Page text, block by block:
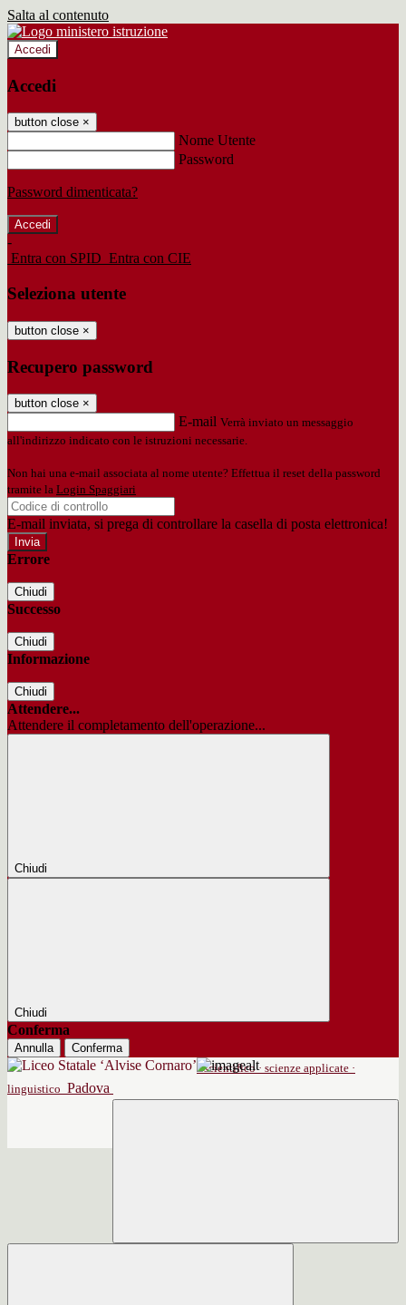
Salta al contenuto
Accedi
Accedi
button close ×
Nome Utente
Password
Password dimenticata?
-
Entra con SPID Entra con CIE
Seleziona utente
button close ×
Recupero password
button close ×
E-mail Verrà inviato un messaggio
all'indirizzo indicato con le istruzioni necessarie.
Non hai una e-mail associata al nome utente? Effettua il reset della password
tramite la Login Spaggiari
E-mail inviata, si prega di controllare la casella di posta elettronica!
Errore
Chiudi
Successo
Chiudi
Informazione
Chiudi
Attendere...
Attendere il completamento dell'operazione...
Chiudi
Chiudi
Conferma
Annulla
Conferma
scientifico · scienze applicate ·
linguistico Padova